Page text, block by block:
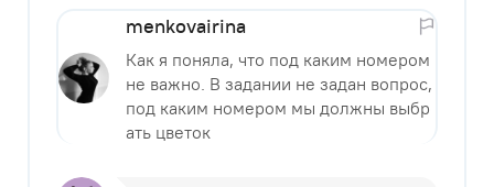
menkovairina
Как я поняла, что под каким номером
не важно. В задании не задан вопрос,
под каким номером мы должны выбр
ать цветок